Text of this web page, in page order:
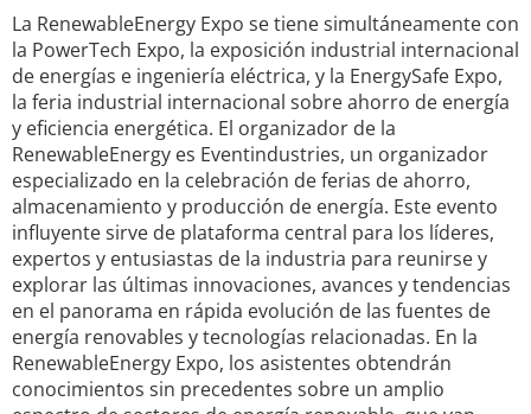
La RenewableEnergy Expo se tiene simultáneamente con
la PowerTech Expo, la exposición industrial internacional
de energías e ingeniería eléctrica, y la EnergySafe Expo,
la feria industrial internacional sobre ahorro de energía
y eficiencia energética. El organizador de la
RenewableEnergy es Eventindustries, un organizador
especializado en la celebración de ferias de ahorro,
almacenamiento y producción de energía. Este evento
influyente sirve de plataforma central para los líderes,
expertos y entusiastas de la industria para reunirse y
explorar las últimas innovaciones, avances y tendencias
en el panorama en rápida evolución de las fuentes de
energía renovables y tecnologías relacionadas. En la
RenewableEnergy Expo, los asistentes obtendrán
conocimientos sin precedentes sobre un amplio